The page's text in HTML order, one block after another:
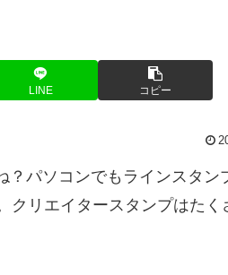
LINE コピー
？パソコンでもラインスタン
クリエイタースタンプはたく